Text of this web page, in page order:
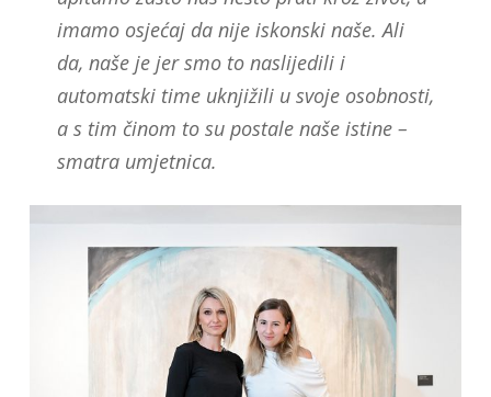
imamo osjećaj da nije iskonski naše. Ali
da, naše je jer smo to naslijedili i
automatski time uknjižili u svoje osobnosti,
a s tim činom to su postale naše istine –
smatra umjetnica.